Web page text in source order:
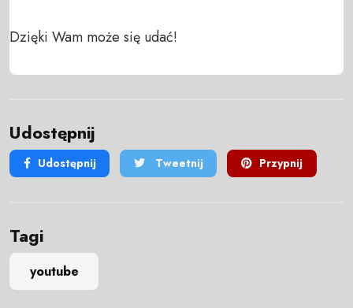
Dzięki Wam może się udać!
Udostępnij
Udostępnij Tweetnij Przypnij
Tagi
youtube